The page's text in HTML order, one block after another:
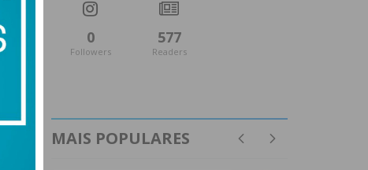
0
Followers
577
Readers
MAIS POPULARES